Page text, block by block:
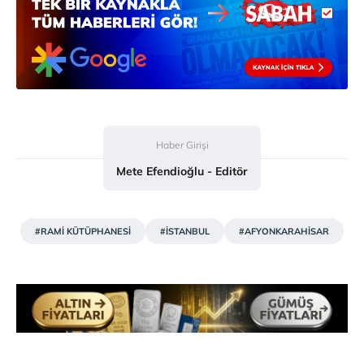
Haber Girişi
Mete Efendioğlu - Editör
#RAMİ KÜTÜPHANESİ #İSTANBUL #AFYONKARAHİSAR